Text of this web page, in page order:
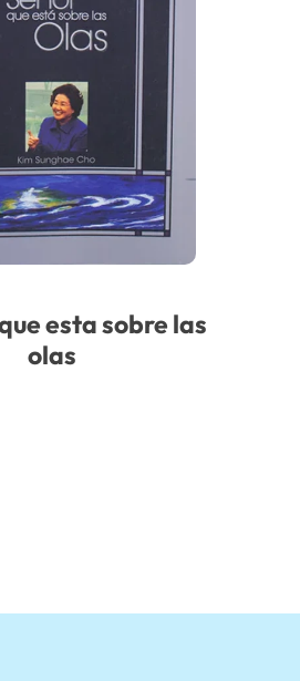
esta sobre las
olas